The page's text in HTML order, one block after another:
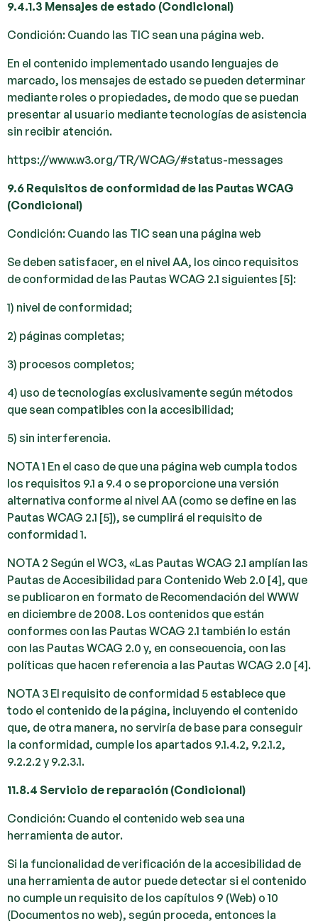
9.4.1.3 Mensajes de estado (Condicional)
Condición: Cuando las TIC sean una página web.
En el contenido implementado usando lenguajes de
marcado, los mensajes de estado se pueden determinar
mediante roles o propiedades, de modo que se puedan
presentar al usuario mediante tecnologías de asistencia
sin recibir atención.
https://www.w3.org/TR/WCAG/#status-messages
9.6 Requisitos de conformidad de las Pautas WCAG
(Condicional)
Condición: Cuando las TIC sean una página web
Se deben satisfacer, en el nivel AA, los cinco requisitos
de conformidad de las Pautas WCAG 2.1 siguientes [5]:
1) nivel de conformidad;
2) páginas completas;
3) procesos completos;
4) uso de tecnologías exclusivamente según métodos
que sean compatibles con la accesibilidad;
5) sin interferencia.
NOTA 1 En el caso de que una página web cumpla todos
los requisitos 9.1 a 9.4 o se proporcione una versión
alternativa conforme al nivel AA (como se define en las
Pautas WCAG 2.1 [5]), se cumplirá el requisito de
conformidad 1.
NOTA 2 Según el WC3, «Las Pautas WCAG 2.1 amplían las
Pautas de Accesibilidad para Contenido Web 2.0 [4], que
se publicaron en formato de Recomendación del WWW
en diciembre de 2008. Los contenidos que están
conformes con las Pautas WCAG 2.1 también lo están
con las Pautas WCAG 2.0 y, en consecuencia, con las
políticas que hacen referencia a las Pautas WCAG 2.0 [4].
NOTA 3 El requisito de conformidad 5 establece que
todo el contenido de la página, incluyendo el contenido
que, de otra manera, no serviría de base para conseguir
la conformidad, cumple los apartados 9.1.4.2, 9.2.1.2,
9.2.2.2 y 9.2.3.1.
11.8.4 Servicio de reparación (Condicional)
Condición: Cuando el contenido web sea una
herramienta de autor.
Si la funcionalidad de verificación de la accesibilidad de
una herramienta de autor puede detectar si el contenido
no cumple un requisito de los capítulos 9 (Web) o 10
(Documentos no web), según proceda, entonces la